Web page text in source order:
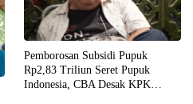
Pemborosan Subsidi Pupuk
Rp2,83 Triliun Seret Pupuk
Indonesia, CBA Desak KPK